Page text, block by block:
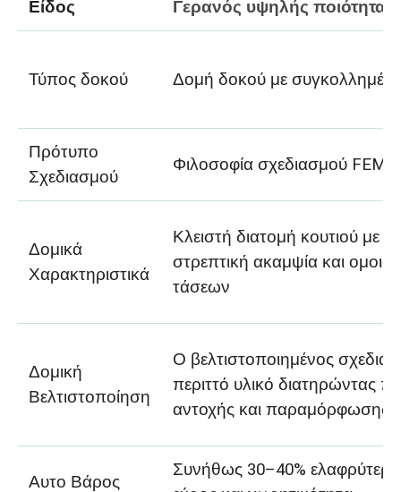
Είδος Γερανός υψηλής ποιότητας
Τύπος δοκού Δομή δοκού με
Πρότυπο
Σχεδιασμού
Φιλοσοφία σχεδιασμού FEM
Δομικά
Χαρακτηριστικά
Κλειστή διατομή κουτιού με
στρεπτική ακαμψία και
τάσεων
Δομική
Βελτιστοποίηση
Ο βελτιστοποιημένος
περιττό υλικό διατηρώντας
αντοχής και παραμόρφωσης
Αυτο Βάρος
Συνήθως 30–40%